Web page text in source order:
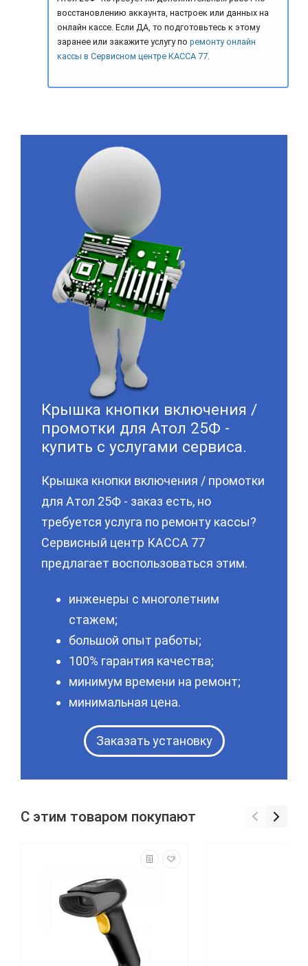
восстановлению аккаунта, настроек или данных на
онлайн кассе. Если ДА, то подготовьтесь к этому
заранее или закажите услугу поремонту онлайн
кассы в Сервисном центре КАССА 77
Крышка кнопки включения /
промотки для Атол 25Ф -
купить с услугами сервиса.
Крышка кнопки включения / промотки
для Атол 25Ф - заказ есть, но
требуется услуга по ремонту кассы?
Сервисный центр КАССА 77
предлагает воспользоваться этим.
инженеры с многолетним
стажем;
большой опыт работы;
100% гарантия качества;
минимум времени на ремонт;
минимальная цена.
Заказать установку
С этим товаром покупают